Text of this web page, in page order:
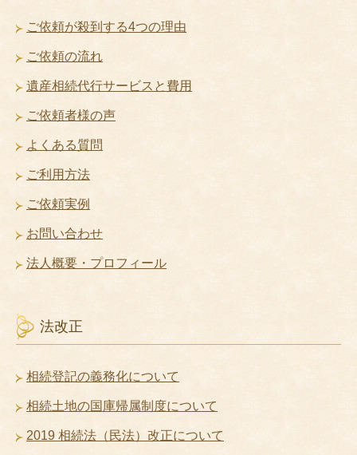
ご依頼が殺到する4つの理由
ご依頼の流れ
遺産相続代行サービスと費用
ご依頼者様の声
よくある質問
ご利用方法
ご依頼実例
お問い合わせ
法人概要・プロフィール
法改正
相続登記の義務化について
相続土地の国庫帰属制度について
2019 相続法（民法）改正について